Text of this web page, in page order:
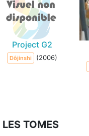
Project G2
Dôjinshi (2006)
LES TOMES